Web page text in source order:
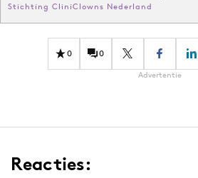
Stichting CliniClowns Nederland
0 0
Advertentie
Reacties: